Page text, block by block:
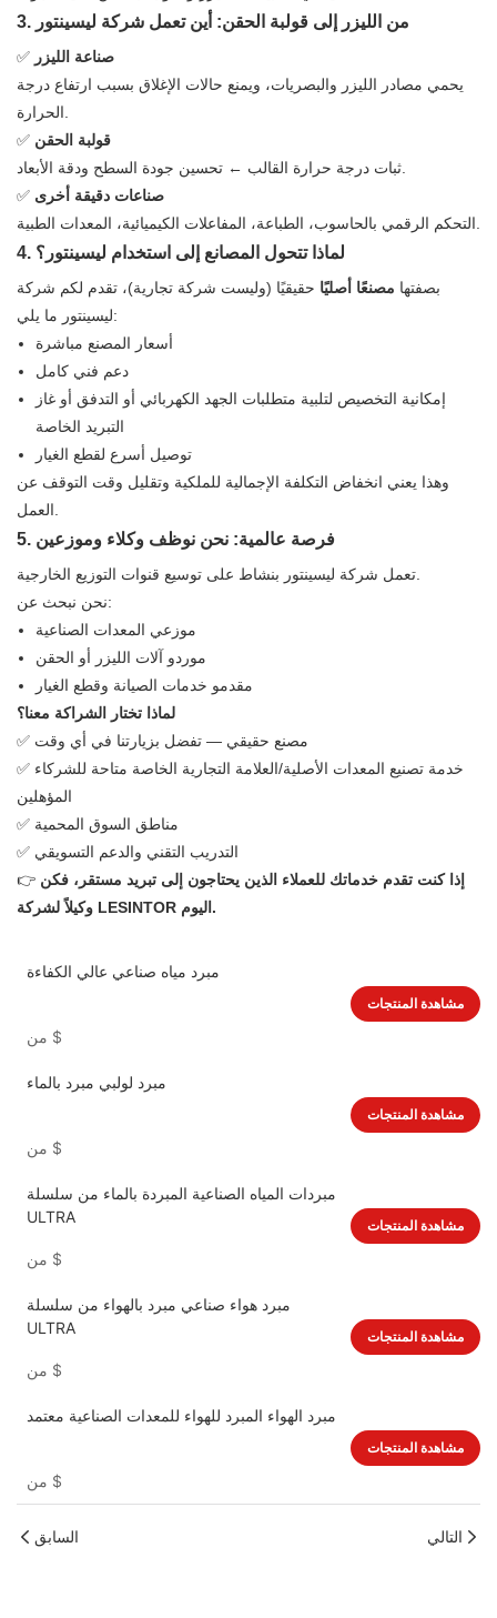
3. من الليزر إلى قولبة الحقن: أين تعمل شركة ليسينتور
✅ صناعة الليزر
يحمي مصادر الليزر والبصريات، ويمنع حالات الإغلاق بسبب ارتفاع درجة
الحرارة.
✅ قولبة الحقن
ثبات درجة حرارة القالب ← تحسين جودة السطح ودقة الأبعاد.
✅ صناعات دقيقة أخرى
التحكم الرقمي بالحاسوب، الطباعة، المفاعلات الكيميائية، المعدات الطبية.
4. لماذا تتحول المصانع إلى استخدام ليسينتور؟
بصفتها مصنعًا أصليًا حقيقيًا (وليست شركة تجارية)، تقدم لكم شركة
ليسينتور ما يلي:
أسعار المصنع مباشرة
دعم فني كامل
إمكانية التخصيص لتلبية متطلبات الجهد الكهربائي أو التدفق أو غاز
التبريد الخاصة
توصيل أسرع لقطع الغيار
وهذا يعني انخفاض التكلفة الإجمالية للملكية وتقليل وقت التوقف عن
العمل.
5. فرصة عالمية: نحن نوظف وكلاء وموزعين
تعمل شركة ليسينتور بنشاط على توسيع قنوات التوزيع الخارجية.
نحن نبحث عن:
موزعي المعدات الصناعية
موردو آلات الليزر أو الحقن
مقدمو خدمات الصيانة وقطع الغيار
لماذا تختار الشراكة معنا؟
✅ مصنع حقيقي — تفضل بزيارتنا في أي وقت
✅ خدمة تصنيع المعدات الأصلية/العلامة التجارية الخاصة متاحة للشركاء
المؤهلين
✅ مناطق السوق المحمية
✅ التدريب التقني والدعم التسويقي
👉 إذا كنت تقدم خدماتك للعملاء الذين يحتاجون إلى تبريد مستقر، فكن
وكيلاً لشركة LESINTOR اليوم.
مبرد مياه صناعي عالي الكفاءة
$
مشاهدة المنتجات
مبرد لولبي مبرد بالماء
$
مشاهدة المنتجات
مبردات المياه الصناعية المبردة بالماء من سلسلة
ULTRA
$
مشاهدة المنتجات
مبرد هواء صناعي مبرد بالهواء من سلسلة
ULTRA
$
مشاهدة المنتجات
مبرد الهواء المبرد للهواء للمعدات الصناعية معتمد
$
مشاهدة المنتجات
السابق التالي